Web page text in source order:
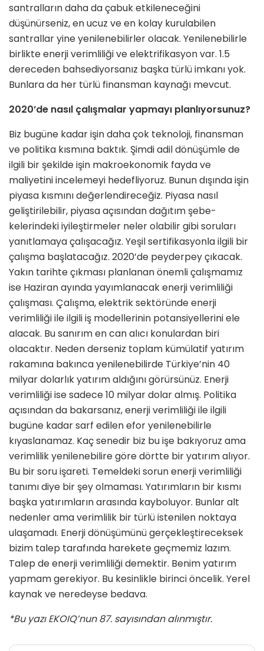
santralların daha da çabuk etkilenece­ğini
düşünürseniz, en ucuz ve en kolay kurulabilen
santrallar yine yenilene­bilirler olacak. Yenilenebilirle
birlikte enerji verimliliği ve elektrifikasyon var. 1.5
dereceden bahsediyorsanız başka türlü imkanı yok.
Bunlara da her türlü finansman kaynağı mevcut.
2020’de nasıl çalışmalar yapmayı planlıyorsunuz?
Biz bugüne kadar işin daha çok tek­noloji, finansman
ve politika kısmına baktık. Şimdi adil dönüşümle de
ilgili bir şekilde işin makroekonomik fayda ve
maliyetini incelemeyi hedefliyoruz. Bunun dışında işin
piyasa kısmını de­ğerlendireceğiz. Piyasa nasıl
geliştiri­lebilir, piyasa açısından dağıtım şebe­
kelerindeki iyileştirmeler neler olabilir gibi soruları
yanıtlamaya çalışacağız. Yeşil sertifikasyonla ilgili bir
çalışma başlatacağız. 2020’de peyderpey çıka­cak.
Yakın tarihte çıkması planlanan önemli çalışmamız
ise Haziran ayında yayımlanacak enerji verimliliği
çalışma­sı. Çalışma, elektrik sektöründe enerji
verimliliği ile ilgili iş modellerinin po­tansiyellerini ele
alacak. Bu sanırım en can alıcı konulardan biri
olacaktır. Neden derseniz toplam kümülatif ya­tırım
rakamına bakınca yenilenebilirde Türkiye’nin 40
milyar dolarlık yatırım aldığını görürsünüz. Enerji
verimliliği ise sadece 10 milyar dolar almış. Poli­tika
açısından da bakarsanız, enerji ve­rimliliği ile ilgili
bugüne kadar sarf edi­len efor yenilenebilirle
kıyaslanamaz. Kaç senedir biz bu işe bakıyoruz ama
verimlilik yenilenebilire göre dörtte bir yatırım alıyor.
Bu bir soru işareti. Te­meldeki sorun enerji verimliliği
tanı­mı diye bir şey olmaması. Yatırımların bir kısmı
başka yatırımların arasında kayboluyor. Bunlar alt
nedenler ama verimlilik bir türlü istenilen noktaya
ulaşamadı. Enerji dönüşümünü ger­çekleştireceksek
bizim talep tarafında harekete geçmemiz lazım.
Talep de enerji verimliliği demektir. Benim ya­tırım
yapmam gerekiyor. Bu kesinlikle birinci öncelik. Yerel
kaynak ve nere­deyse bedava.
*Bu yazı EKOIQ’nun 87. sayısından alınmıştır.